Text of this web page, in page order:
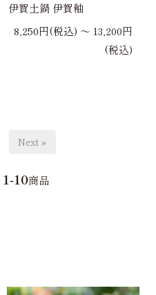
伊賀土鍋 伊賀釉
8,250円(税込) 〜 13,200円
(税込)
Next »
1-10商品